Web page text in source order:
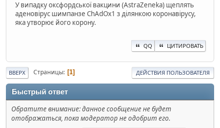
У випадку оксфордської вакцини (AstraZeneka) щеплять
аденовірус шимпанзе ChAdOx1 з ділянкою коронавірусу,
яка утворює його корону.
QQ ЦИТИРОВАТЬ
ВВЕРХ Страницы 1 ДЕЙСТВИЯ ПОЛЬЗОВАТЕЛЯ
Быстрый ответ
Обратите внимание: данное сообщение не будет
отображаться, пока модератор не одобрит его.